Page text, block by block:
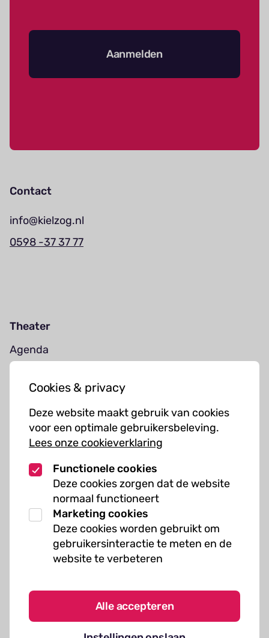
Cookies & privacy
Deze website maakt gebruik van cookies
voor een optimale gebruikersbeleving.
Lees onze cookieverklaring
Functionele cookies
Deze cookies zorgen dat de website
normaal functioneert
Marketing cookies
Deze cookies worden gebruikt om
gebruikersinteractie te meten en de
website te verbeteren
Alle accepteren
Aanmelden
Contact
info@kielzog.nl
0598 -37 37 77
Theater
Agenda
Muziekcursussen
Kunst cursussen
Over ons
Organisatie
Werken bij Kielzog
Veelgestelde vragen
Algemene voorwaarden